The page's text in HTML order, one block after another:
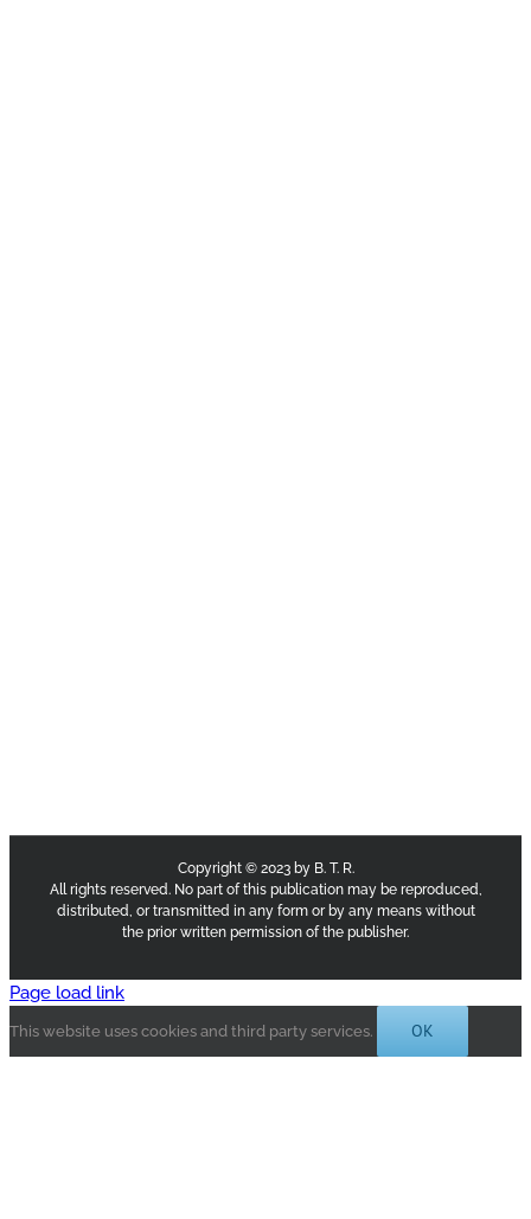
Copyright © 2023 by B. T. R.
All rights reserved. No part of this publication may be reproduced,
distributed, or transmitted in any form or by any means without
the prior written permission of the publisher.
Page load link
This website uses cookies and third party services. OK